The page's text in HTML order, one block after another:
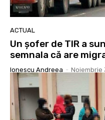
ACTUAL
Un șofer de TIR a
semnala că are
Ionescu Andreea - Noiembrie